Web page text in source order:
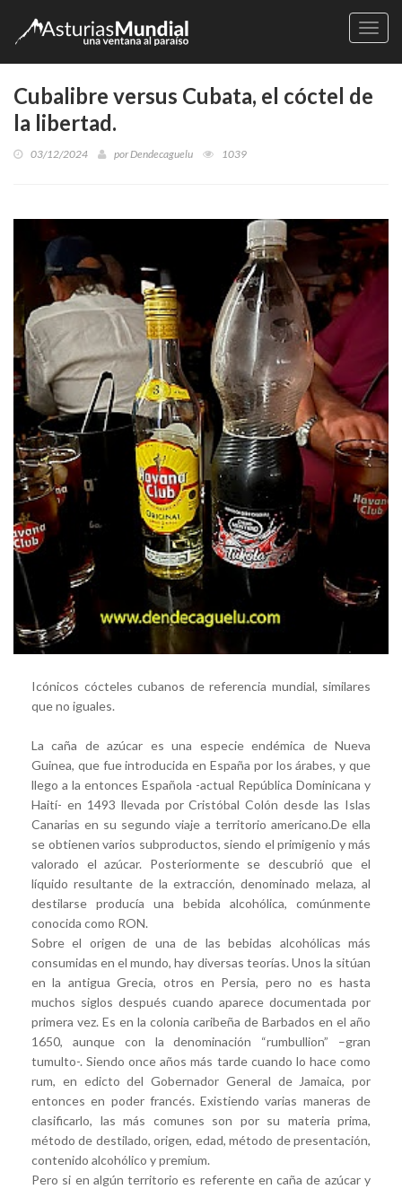
Cubalibre versus Cubata, el cóctel de
la libertad.
03/12/2024 porDendecaguelu 1039
Icónicos cócteles cubanos de referencia mundial, similares
que no iguales.
La caña de azúcar es una especie endémica de Nueva
Guinea, que fue introducida en España por los árabes, y que
llego a la entonces Española -actual República Dominicana y
Haití- en 1493 llevada por Cristóbal Colón desde las Islas
Canarias en su segundo viaje a territorio americano.De ella
se obtienen varios subproductos, siendo el primigenio y más
valorado el azúcar. Posteriormente se descubrió que el
líquido resultante de la extracción, denominado melaza, al
destilarse producía una bebida alcohólica, comúnmente
conocida como RON.
Sobre el origen de una de las bebidas alcohólicas más
consumidas en el mundo, hay diversas teorías. Unos la sitúan
en la antigua Grecia, otros en Persia, pero no es hasta
muchos siglos después cuando aparece documentada por
primera vez. Es en la colonia caribeña de Barbados en el año
1650, aunque con la denominación “rumbullion” –gran
tumulto-. Siendo once años más tarde cuando lo hace como
rum, en edicto del Gobernador General de Jamaica, por
entonces en poder francés. Existiendo varias maneras de
clasificarlo, las más comunes son por su materia prima,
método de destilado, origen, edad, método de presentación,
contenido alcohólico y premium.
Pero si en algún territorio es referente en caña de azúcar y